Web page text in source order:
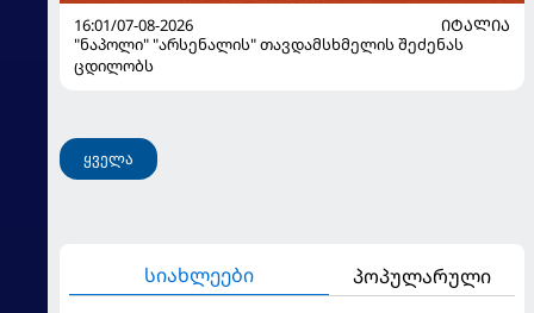
16:01/07-08-2026
ᲘᲢᲐᲚᲘᲐ
"ნაპოლი" "არსენალის" თავდამსხმელის შეძენას
ცდილობს
ყველა
სიახლეები პოპულარული